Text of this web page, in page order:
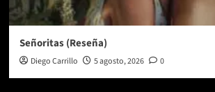
Señoritas (Reseña)
Diego Carrillo 5 agosto, 2026 0